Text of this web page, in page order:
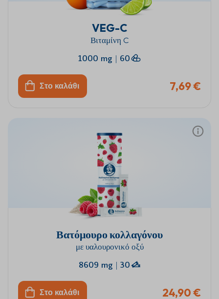
VEG-C
Βιταμίνη C
1000 mg | 60
Στο καλάθι 7,69 €
Βατόμουρο κολλαγόνου
με υαλουρονικό οξύ
8609 mg | 30
Στο καλάθι 24,90 €